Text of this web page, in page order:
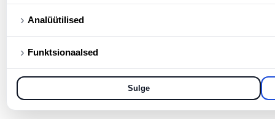
› Analüütilised
› Funktsionaalsed
Sulge